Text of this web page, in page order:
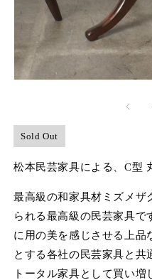
ル
で
メ
デ
ィ
(1)
を
開
く
Sold Out
松本民芸家具による、C型
最高級の和家具材ミズメザ
られる最高級の民芸家具で
に用の美を感じさせる上品
とする各社の民芸家具と共
トータル家具として買い増